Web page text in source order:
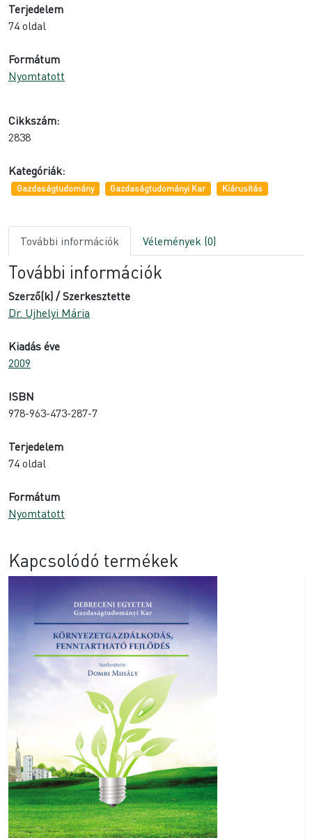
Terjedelem
74 oldal
Formátum
Nyomtatott
Cikkszám:
2838
Kategóriák:
Gazdaságtudomány Gazdaságtudományi Kar Kiárusítás
További információk Vélemények (0)
További információk
Szerző(k) / Szerkesztette
Dr. Ujhelyi Mária
Kiadás éve
2009
ISBN
978-963-473-287-7
Terjedelem
74 oldal
Formátum
Nyomtatott
Kapcsolódó termékek